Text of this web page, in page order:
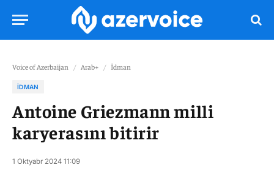
Voice of Azerbaijan / Arab+ / İdman
İDMAN
Antoine Griezmann milli
karyerasını bitirir
1 Oktyabr 2024 11:09